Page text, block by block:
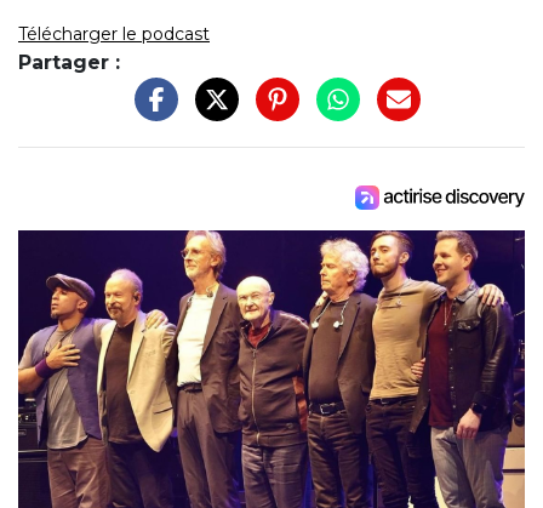
Télécharger le podcast
Partager :